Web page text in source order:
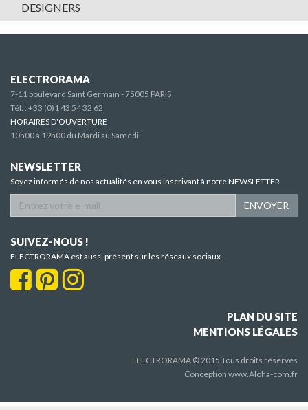
DESIGNERS
ELECTRORAMA
7-11 boulevard Saint Germain - 75005 PARIS
Tél. : +33 (0)1 43 54 32 62
HORAIRES D'OUVERTURE
10h00 à 19h00 du Mardi au Samedi
NEWSLETTER
Soyez informés de nos actualités en vous inscrivant à notre NEWSLETTER
ENVOYER
SUIVEZ-NOUS !
ELECTRORAMA est aussi présent sur les réseaux sociaux
PLAN DU SITE
MENTIONS LÉGALES
ELECTRORAMA © 2015 Tous droits réservés
Conception www.Aloha-com.fr